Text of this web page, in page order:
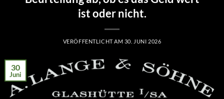
ist oder nicht.
VERÖFFENTLICHT AM 30. JUNI 2026
30
Juni